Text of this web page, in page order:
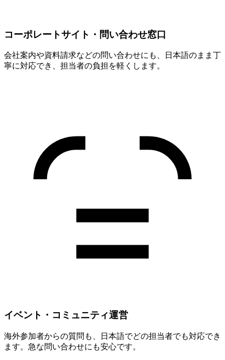
コーポレートサイト・問い合わせ窓口
会社案内や資料請求などの問い合わせにも、日本語のまま丁
寧に対応でき、担当者の負担を軽くします。
イベント・コミュニティ運営
海外参加者からの質問も、日本語でどの担当者でも対応でき
ます。急な問い合わせにも安心です。